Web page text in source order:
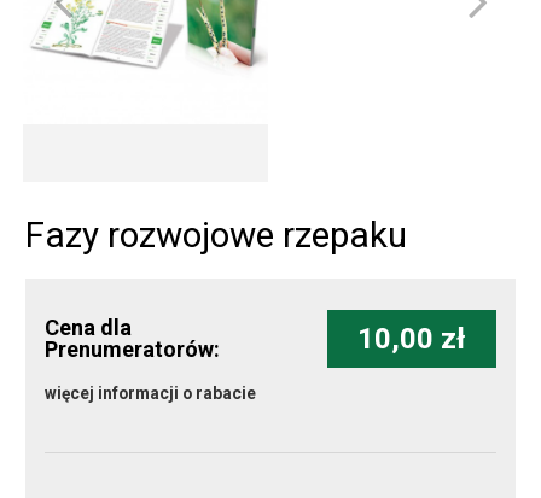
Fazy rozwojowe rzepaku
Cena dla
Prenumeratorów:
10,00 zł
więcej informacji o rabacie